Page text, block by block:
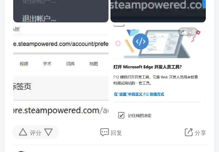
+8
评分 回复 分享